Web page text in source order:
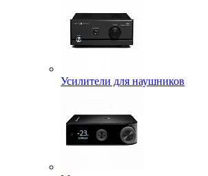
Усилители для наушников